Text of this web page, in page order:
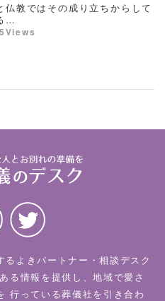
仏教ではその成り立ちからして
…
よきパートナー・相談デスク
る情報を提供し、地域で愛さ
行っている葬儀社を引き合わ